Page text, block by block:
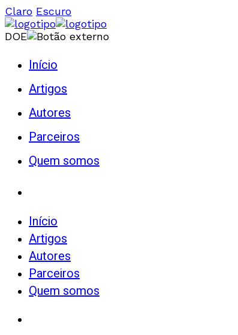
Claro Escuro
DOE
Início
Artigos
Autores
Parceiros
Quem somos
Início
Artigos
Autores
Parceiros
Quem somos